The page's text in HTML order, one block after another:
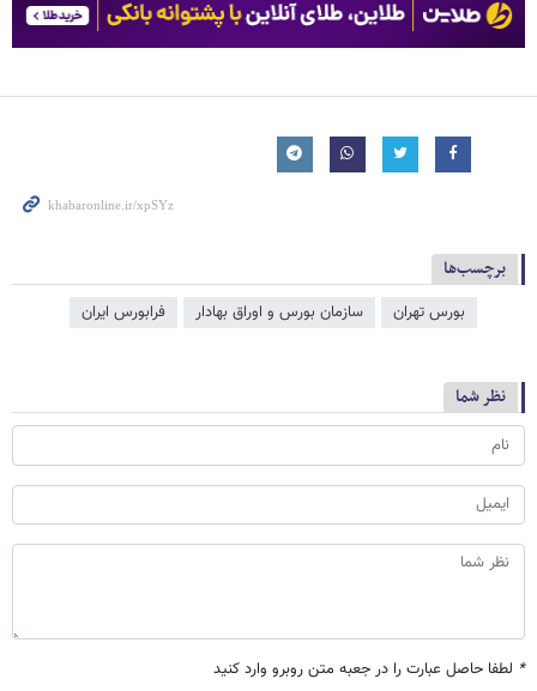
برچسب‌ها
بورس تهران سازمان بورس و اوراق بهادار فرا‌‌‌‌‌بورس ایران
نظر شما
* لطفا حاصل عبارت را در جعبه متن روبرو وارد کنید